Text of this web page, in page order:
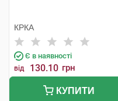
КРКА
Є в наявності
від 130.10 грн
КУПИТИ